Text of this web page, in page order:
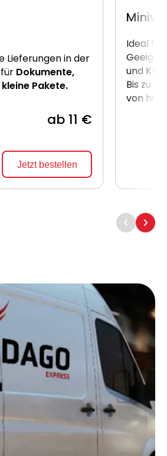
Lieferungen in der
Dokumente,
kleine Pakete.
ab 11 €
Jetzt bestellen
Ideal für
und
Bis zu 2
von